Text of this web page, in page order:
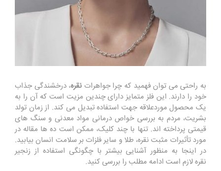
به راحتی می توان فهمید که چرا جواهرات نقره، درخشندگی جذاب
خود را دارند. این فلز متمایز دارای چندین مزیت است که آن را به
یک محصول موردعلاقه جهت استفاده تبدیل می کند. از زمان تولد
بشریت، مردم به بررسی خواص درمانی مواد معدنی و سنگ های
قیمتی پرداخته اند. تنها با چند کلیک، ممکن است ده ها مقاله در
مورد تأثیرات مثبت نقره، طلا و سایر فلزات بر سلامت انسان بیابید.
در اینجا به منظور آشنایی بیشتر با چگونگی استفاده از زنجیر
نقره لازم است ادامه مطلب را بررسی کنید.